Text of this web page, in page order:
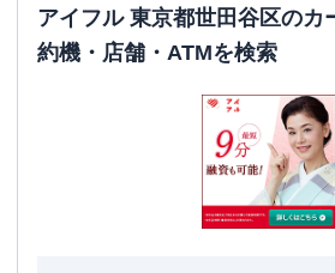
ATM営業時間
平日：-
土曜 ：
日祝：-
✕
✕
東京都世田谷区北
3階
アイフル 東京都世田谷区のカ
約機・店舗・ATMを検索